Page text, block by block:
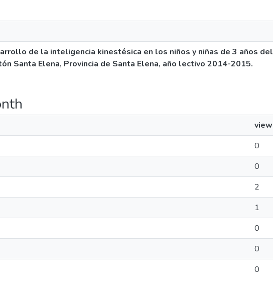
de la inteligencia kinestésica en los niños y niñas de 3 años del
Santa Elena, Provincia de Santa Elena, año lectivo 2014-2015.
0
0
2
1
0
0
0